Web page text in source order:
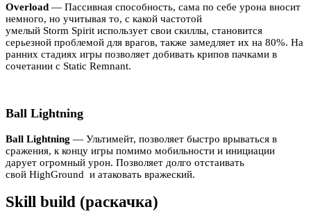
Overload — Пассивная способность, сама по себе урона вносит
немного, но учитывая то, с какой частотой
умелый Storm Spirit использует свои скиллы, становится
серьезной проблемой для врагов, также замедляет их на 80%. На
ранних стадиях игры позволяет добивать крипов пачками в
сочетании с Static Remnant.
Ball Lightning
Ball Lightning — Ультимейт, позволяет быстро врываться в
сражения, к концу игры помимо мобильности и инициации
дарует огромный урон. Позволяет долго отстаивать
свой HighGround и атаковать вражеский.
Skill build (раскачка)